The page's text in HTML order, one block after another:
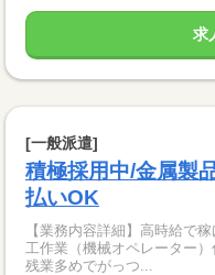
求
[一般派遣]
積極採用中/金属製
払いOK
【業務内容詳細】高時給で
工作業（機械オペレーター）
残業多めでがっつ...